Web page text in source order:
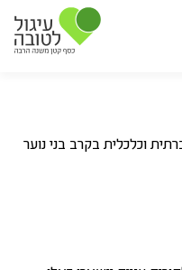
וכלכלית בקרב בני נוער